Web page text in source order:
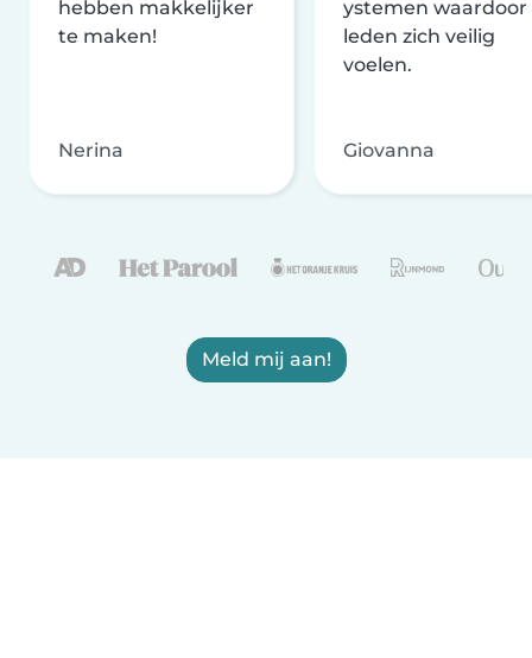
hebben makkelijker
te maken!
Nerina
ystemen waardoor
leden zich veilig
voelen.
Giovanna
Meld mij aan!